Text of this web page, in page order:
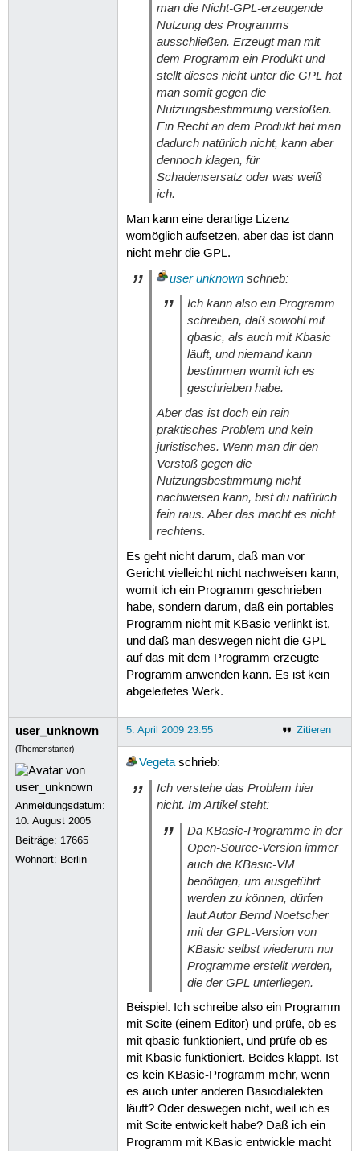
man die Nicht-GPL-erzeugende
Nutzung des Programms
ausschließen. Erzeugt man mit
dem Programm ein Produkt und
stellt dieses nicht unter die GPL hat
man somit gegen die
Nutzungsbestimmung verstoßen.
Ein Recht an dem Produkt hat man
dadurch natürlich nicht, kann aber
dennoch klagen, für
Schadensersatz oder was weiß
ich.
Man kann eine derartige Lizenz
womöglich aufsetzen, aber das ist dann
nicht mehr die GPL.
user unknownschrieb:
Ich kann also ein Programm
schreiben, daß sowohl mit
qbasic, als auch mit Kbasic
läuft, und niemand kann
bestimmen womit ich es
geschrieben habe.
Aber das ist doch ein rein
praktisches Problem und kein
juristisches. Wenn man dir den
Verstoß gegen die
Nutzungsbestimmung nicht
nachweisen kann, bist du natürlich
fein raus. Aber das macht es nicht
rechtens.
Es geht nicht darum, daß man vor
Gericht vielleicht nicht nachweisen kann,
womit ich ein Programm geschrieben
habe, sondern darum, daß ein portables
Programm nicht mit KBasic verlinkt ist,
und daß man deswegen nicht die GPL
auf das mit dem Programm erzeugte
Programm anwenden kann. Es ist kein
abgeleitetes Werk.
user_unknown
(Themenstarter)
Anmeldungsdatum:
10. August 2005
Beiträge: 17665
Wohnort: Berlin
Zitieren
5. April 2009 23:55
Vegetaschrieb:
Ich verstehe das Problem hier
nicht. Im Artikel steht:
Da KBasic-Programme in der
Open-Source-Version immer
auch die KBasic-VM
benötigen, um ausgeführt
werden zu können, dürfen
laut Autor Bernd Noetscher
mit der GPL-Version von
KBasic selbst wiederum nur
Programme erstellt werden,
die der GPL unterliegen.
Beispiel: Ich schreibe also ein Programm
mit Scite (einem Editor) und prüfe, ob es
mit qbasic funktioniert, und prüfe ob es
mit Kbasic funktioniert. Beides klappt. Ist
es kein KBasic-Programm mehr, wenn
es auch unter anderen Basicdialekten
läuft? Oder deswegen nicht, weil ich es
mit Scite entwickelt habe? Daß ich ein
Programm mit KBasic entwickle macht